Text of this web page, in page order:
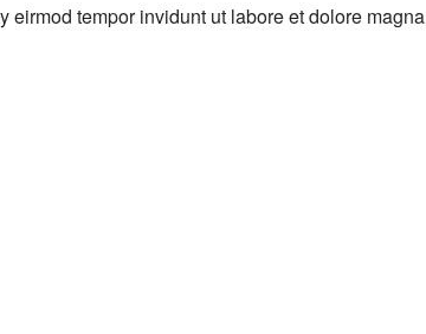
eirmod tempor invidunt ut labore et dolore magna